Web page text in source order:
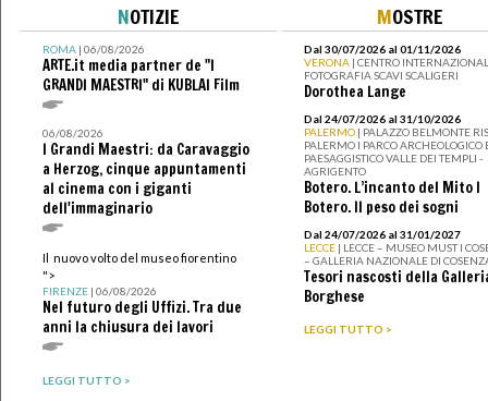
NOTIZIE
ROMA| 06/08/2026
ARTE.it media partner de "I
GRANDI MAESTRI" di KUBLAI Film
06/08/2026
I Grandi Maestri: da Caravaggio
a Herzog, cinque appuntamenti
al cinema con i giganti
dell'immaginario
Il nuovo volto del museo fiorentino
">
FIRENZE| 06/08/2026
Nel futuro degli Uffizi. Tra due
anni la chiusura dei lavori
LEGGI TUTTO >
MOSTRE
Dal 30/07/2026 al 01/11/2026
VERONA | CENTRO
FOTOGRAFIA SCAVI SCALIGERI
Dorothea Lange
Dal 24/07/2026 al 31/10/2026
PALERMO | PALAZZO BELMONTE
PALERMO I PARCO ARCHEOLOGICO
PAESAGGISTICO VALLE DEI TEMPLI -
AGRIGENTO
Botero. L’incanto del Mito I
Botero. Il peso dei sogni
Dal 24/07/2026 al 31/01/2027
LECCE | LECCE – MUSEO MUST I
– GALLERIA NAZIONALE DI
Tesori nascosti della
Borghese
LEGGI TUTTO >